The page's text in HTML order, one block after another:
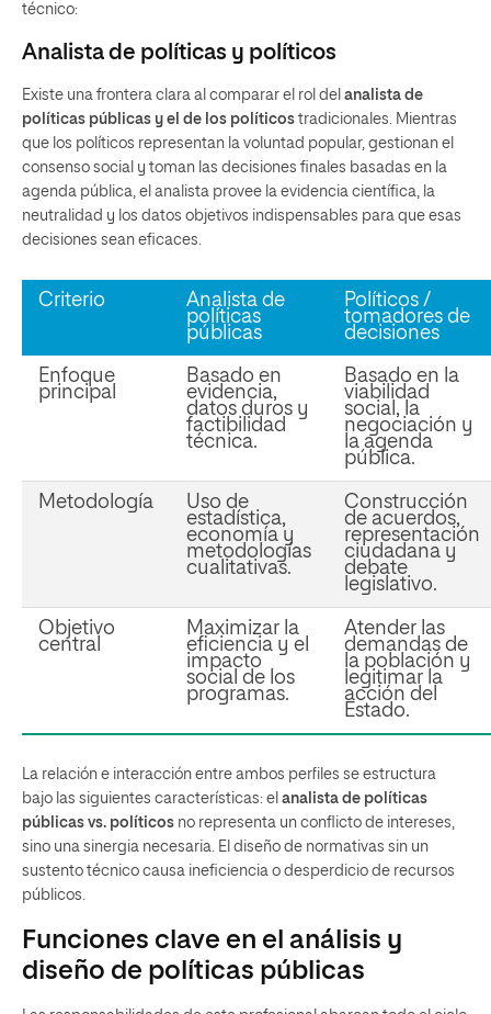
técnico:
Analista de políticas y políticos
Existe una frontera clara al comparar el rol del analista de
políticas públicas y el de los políticos tradicionales. Mientras
que los políticos representan la voluntad popular, gestionan el
consenso social y toman las decisiones finales basadas en la
agenda pública, el analista provee la evidencia científica, la
neutralidad y los datos objetivos indispensables para que esas
decisiones sean eficaces.
Criterio
Analista de
políticas
públicas
Políticos /
tomadores de
decisiones
Enfoque
principal
Basado en
evidencia,
datos duros y
factibilidad
técnica.
Basado en la
viabilidad
social, la
negociación y
la agenda
pública.
Metodología
Uso de
estadística,
economía y
metodologías
cualitativas.
Construcción
de acuerdos,
representación
ciudadana y
debate
legislativo.
Objetivo
central
Maximizar la
eficiencia y el
impacto
social de los
programas.
Atender las
demandas de
la población y
legitimar la
acción del
Estado.
La relación e interacción entre ambos perfiles se estructura
bajo las siguientes características: el analista de políticas
públicas vs. políticos no representa un conflicto de intereses,
sino una sinergia necesaria. El diseño de normativas sin un
sustento técnico causa ineficiencia o desperdicio de recursos
públicos.
Funciones clave en el análisis y
diseño de políticas públicas